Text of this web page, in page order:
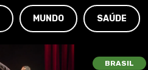
MUNDO SAÚDE
BRASIL